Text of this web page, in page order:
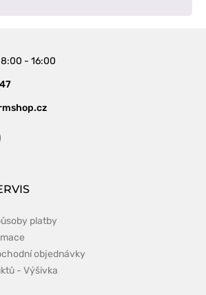
8:00 - 16:00
platby
objednávky
- Výšivka